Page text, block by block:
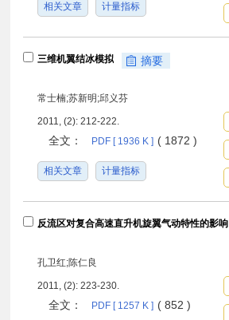
相关文章 计量指标
三维机翼结冰模拟 摘要
常士楠;苏新明;邱义芬
2011, (2): 212-222.
全文： PDF [ 1936 K ] ( 1872 )
相关文章 计量指标
反流区对复合高速直升机旋翼气动特性的影响
孔卫红;陈仁良
2011, (2): 223-230.
全文： PDF [ 1257 K ] ( 852 )